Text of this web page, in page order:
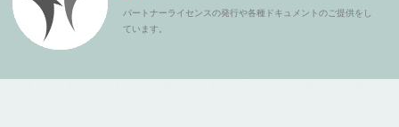
パートナーライセンスの発行や各種ドキュメントのご提供をし
ています。